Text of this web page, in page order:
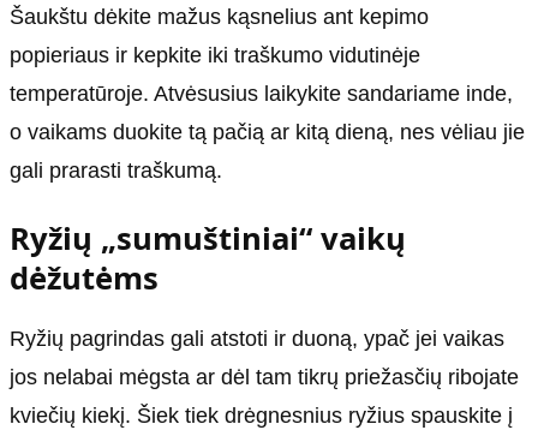
Šaukštu dėkite mažus kąsnelius ant kepimo
popieriaus ir kepkite iki traškumo vidutinėje
temperatūroje. Atvėsusius laikykite sandariame inde,
o vaikams duokite tą pačią ar kitą dieną, nes vėliau jie
gali prarasti traškumą.
Ryžių „sumuštiniai“ vaikų
dėžutėms
Ryžių pagrindas gali atstoti ir duoną, ypač jei vaikas
jos nelabai mėgsta ar dėl tam tikrų priežasčių ribojate
kviečių kiekį. Šiek tiek drėgnesnius ryžius spauskite į